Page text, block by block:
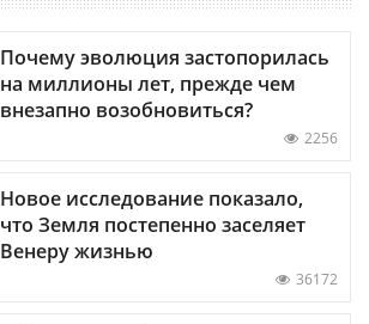
Почему эволюция застопорилась
на миллионы лет, прежде чем
внезапно возобновиться?
2256
Новое исследование показало,
что Земля постепенно заселяет
Венеру жизнью
36172